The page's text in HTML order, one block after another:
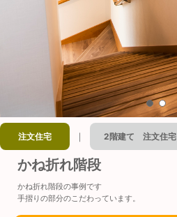
注文住宅 ｜ 2階建て 注文住宅
かね折れ階段
かね折れ階段の事例です
手摺りの部分のこだわっています。